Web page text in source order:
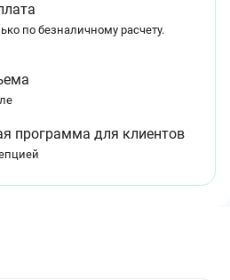
по безналичному расчету.
программа для клиентов